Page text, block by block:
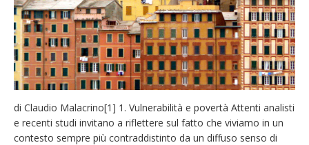
di Claudio Malacrino[1] 1. Vulnerabilità e povertà Attenti analisti
e recenti studi invitano a riflettere sul fatto che viviamo in un
contesto sempre più contraddistinto da un diffuso senso di